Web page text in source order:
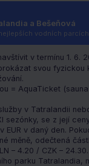
sezonka
SE KOUPETE – ROZDÍL
a Bešeňová
vodních parcích
v termínu 1. 6.
svou fyzickou
= AquaTicket
v Tatralandii
sezónky, se z její
v daný den.
měně, odečtená
– 4.20 / CZK – 24.30.
parku Tatralandia,